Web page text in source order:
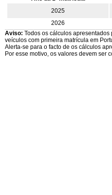
2025
2026
Aviso: Todos os cálculos
veículos com primeira matrícula em
Alerta-se para o facto de os cálculos
Por esse motivo, os valores devem ser